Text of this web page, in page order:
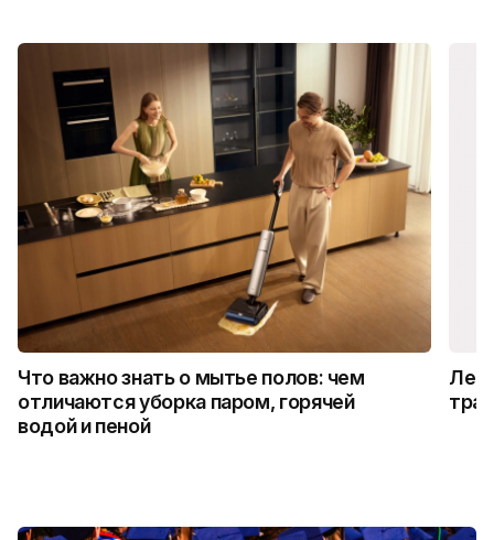
Что важно знать о мытье полов: чем
отличаются уборка паром, горячей
водой и пеной